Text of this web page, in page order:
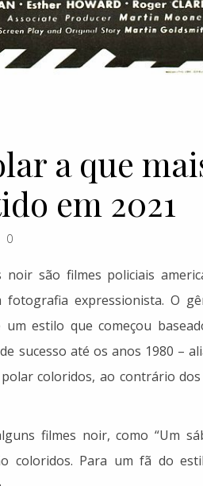
a que
em 2021
0
são filmes policiais
fotografia expressionista. O
estilo que começou
sucesso até os anos 1980 –
coloridos, ao contrário
filmes noir, como “Um
coloridos. Para um fã do